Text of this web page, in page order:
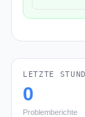
LETZTE
0
Problemberichte